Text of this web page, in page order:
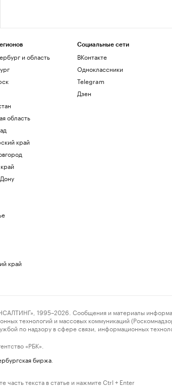
и область
область
край
край
Социальные сети
ВКонтакте
Одноклассники
Telegram
Дзен
1995–2026. Сообщения и материалы
технологий и массовых коммуникаций
по надзору в сфере связи, информационных
«РБК».
биржа
текста в статье и нажмите Ctrl + Enter